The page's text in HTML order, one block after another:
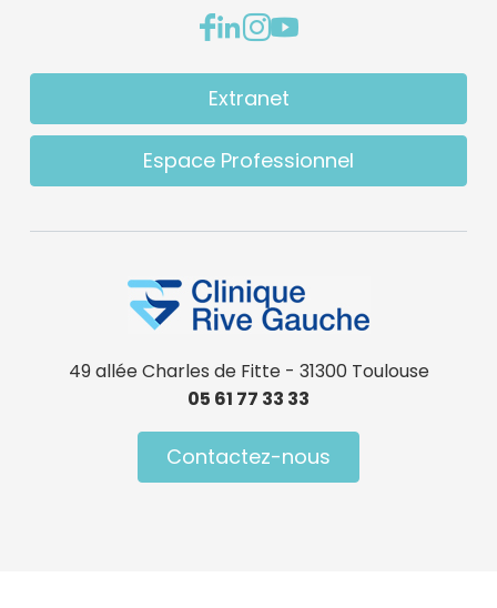
Extranet
Espace Professionnel
49 allée Charles de Fitte - 31300 Toulouse
05 61 77 33 33
Contactez-nous